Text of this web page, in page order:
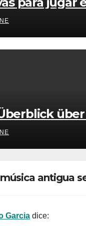
antigua
Garcia dice: